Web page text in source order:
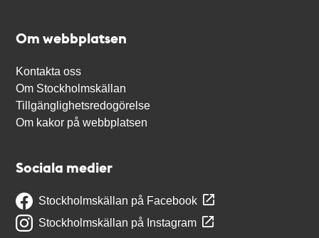
Om webbplatsen
Kontakta oss
Om Stockholmskällan
Tillgänglighetsredogörelse
Om kakor på webbplatsen
Sociala medier
Stockholmskällan på Facebook
Stockholmskällan på Instagram